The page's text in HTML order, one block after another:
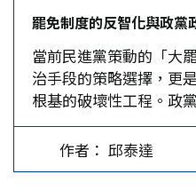
就只剩下外匯所持有的
購如何善後了。…
且現在罷團也都心知肚
要經綠營把持的高雄、
格把關、挑剔篩選，最
位。據了解，台南市目
署，凝聚非綠陣營的共
市，一直缺乏具有份量
期待的柯志恩，出面扛
履蹣跚。 觀察2026年
黨在操控，以執政者當
般民主先進國家可說是
廣泛，在全台67個選區
入，國民黨52席立委中
二階段審查。換言之，
投票，如此大規模罷免
若罷免成功，再經補選
上，加上現有的51席，
罷免制度的反智化與政
當前民進黨策動的「大
治手段的策略選擇，更
根基的破壞性工程。政
穩健運作的核心結構，
政黨之間的互信邏輯及
被武器化為「政權延長
作者： 邱泰達